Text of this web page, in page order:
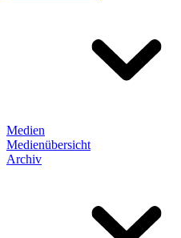
Medien
Medienübersicht
Archiv